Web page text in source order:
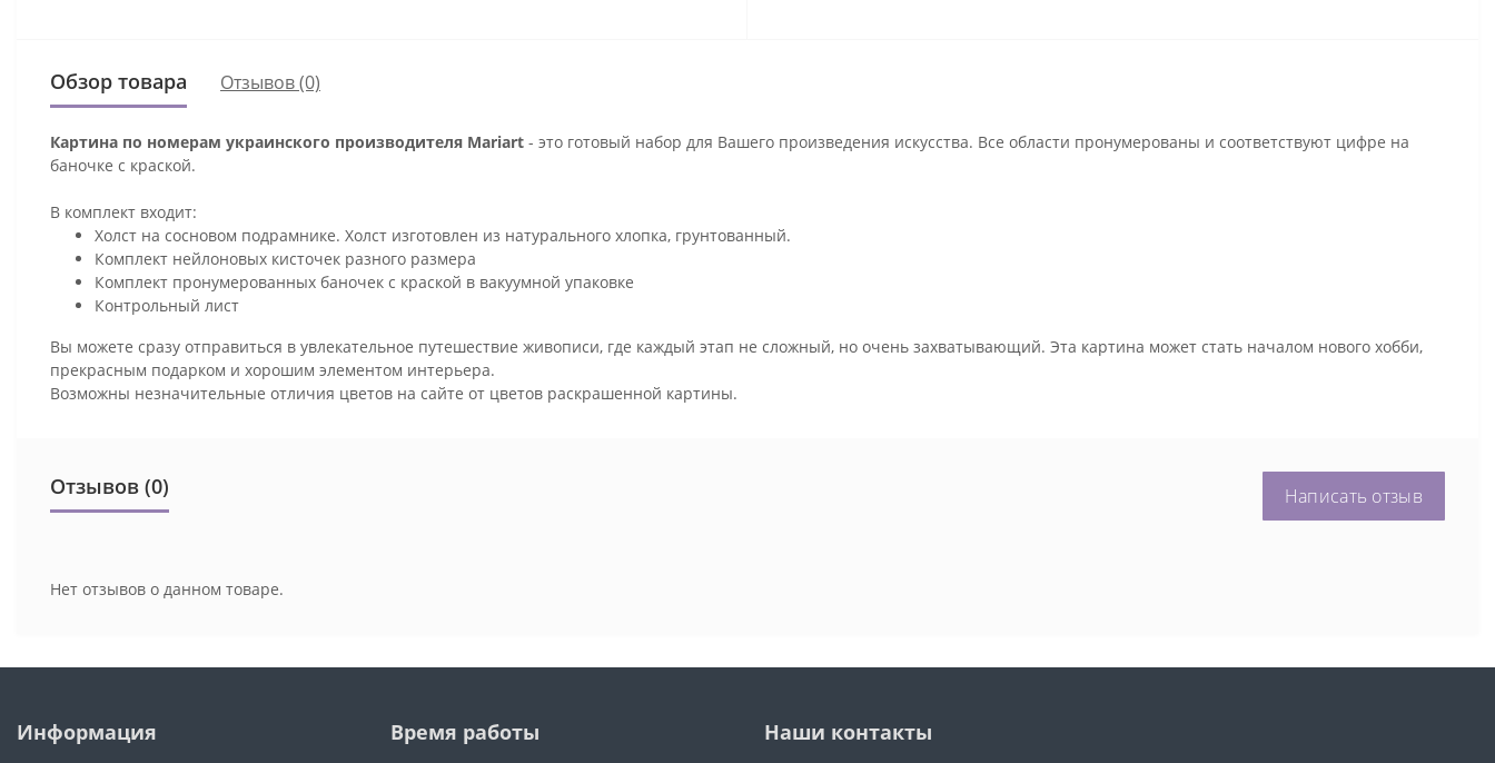
Обзор товара Отзывов (0)
Картина по номерам украинского производителя Mariart - это готовый набор для Вашего произведения искусства. Все области пронумерованы и соответствуют цифре на
баночке с краской.
В комплект входит:
Холст на сосновом подрамнике. Холст изготовлен из натурального хлопка, грунтованный.
Комплект нейлоновых кисточек разного размера
Комплект пронумерованных баночек с краской в вакуумной упаковке
Контрольный лист
Вы можете сразу отправиться в увлекательное путешествие живописи, где каждый этап не сложный, но очень захватывающий. Эта картина может стать началом нового хобби,
прекрасным подарком и хорошим элементом интерьера.
Возможны незначительные отличия цветов на сайте от цветов раскрашенной картины.
Отзывов (0) Написать отзыв
Нет отзывов о данном товаре.
Информация Время работы Наши контакты